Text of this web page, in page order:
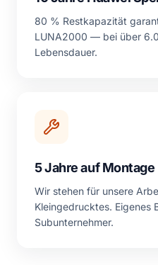
80 % Restkapazität
LUNA2000 — bei über
Lebensdauer.
5 Jahre auf Montage
Wir stehen für unsere
Kleingedrucktes. Eigenes
Subunternehmer.